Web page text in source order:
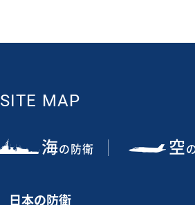
SITE MAP
海の防衛 空
日本の防衛